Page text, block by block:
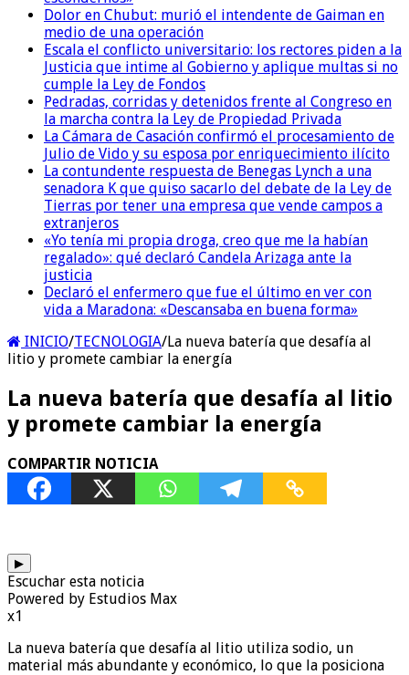
Dolor en Chubut: murió el intendente de Gaiman en
medio de una operación
Escala el conflicto universitario: los rectores piden a la
Justicia que intime al Gobierno y aplique multas si no
cumple la Ley de Fondos
Pedradas, corridas y detenidos frente al Congreso en
la marcha contra la Ley de Propiedad Privada
La Cámara de Casación confirmó el procesamiento de
Julio de Vido y su esposa por enriquecimiento ilícito
La contundente respuesta de Benegas Lynch a una
senadora K que quiso sacarlo del debate de la Ley de
Tierras por tener una empresa que vende campos a
extranjeros
«Yo tenía mi propia droga, creo que me la habían
regalado»: qué declaró Candela Arizaga ante la
justicia
Declaró el enfermero que fue el último en ver con
vida a Maradona: «Descansaba en buena forma»
INICIO/TECNOLOGIA/La nueva batería que desafía al
litio y promete cambiar la energía
La nueva batería que desafía al litio
y promete cambiar la energía
COMPARTIR NOTICIA
▶
Escuchar esta noticia
Powered by Estudios Max
x1
La nueva batería que desafía al litio utiliza sodio, un
material más abundante y económico, lo que la posiciona